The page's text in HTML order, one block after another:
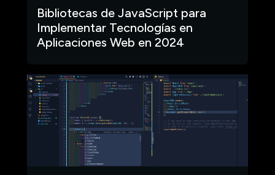
Bibliotecas de JavaScript para
Implementar Tecnologías en
Aplicaciones Web en 2024